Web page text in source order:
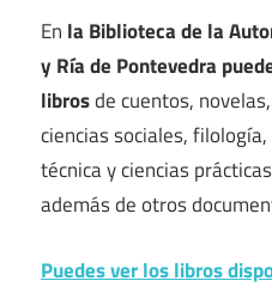
En la Biblioteca de la
y Ría de Pontevedra
librosde cuentos,
ciencias sociales,
técnica y ciencias
además de otros
Puedes ver los libros